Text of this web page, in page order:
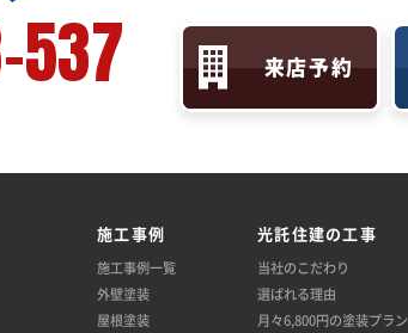
537 来店予約
施工事例
施工事例一覧
外壁塗装
屋根塗装
光託住建の工事
当社のこだわり
選ばれる理由
月々6,800円の塗装プラン